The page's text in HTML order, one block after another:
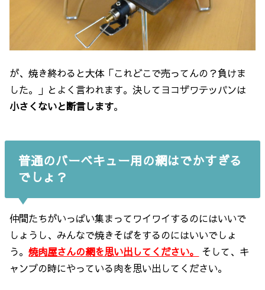
が、焼き終わると大体「これどこで売ってんの？負けま
した。」とよく言われます。決してヨコザワテッパンは
小さくないと断言します。
普通のバーベキュー用の網はでかすぎる
でしょ？
仲間たちがいっぱい集まってワイワイするのにはいいで
しょうし、みんなで焼きそばをするのにはいいでしょ
う。焼肉屋さんの網を思い出してください。
そして、キ
ャンプの時にやっている肉を思い出してください。